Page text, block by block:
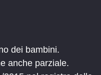
dei bambini.
anche parziale.